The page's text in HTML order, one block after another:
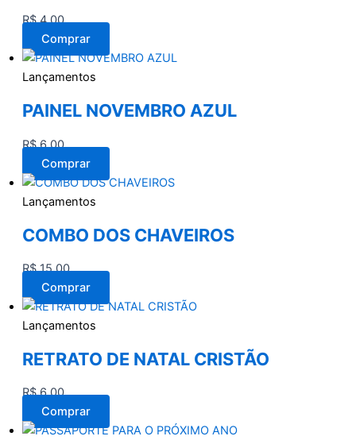
R$4,00
Comprar
Lançamentos
PAINEL NOVEMBRO AZUL
R$6,00
Comprar
Lançamentos
COMBO DOS CHAVEIROS
R$15,00
Comprar
Lançamentos
RETRATO DE NATAL CRISTÃO
R$6,00
Comprar